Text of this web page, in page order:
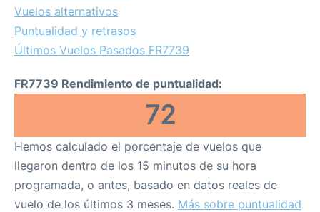
Vuelos alternativos
Puntualidad y retrasos
Últimos Vuelos Pasados FR7739
FR7739 Rendimiento de puntualidad:
72
Hemos calculado el porcentaje de vuelos que
llegaron dentro de los 15 minutos de su hora
programada, o antes, basado en datos reales de
vuelo de los últimos 3 meses. Más sobre puntualidad